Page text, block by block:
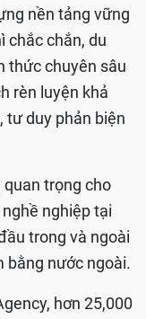
nền tảng vững
chắc chắn, du
thức chuyên sâu
rèn luyện khả
tư duy phản biện
trọng cho
nghiệp tại
trong và ngoài
bằng nước ngoài.
hơn 25,000